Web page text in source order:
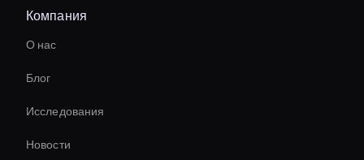
Virtual Assistant For Business
Virtual Camera Ai
conversational ai avatar
Best Real-Time Ai Avatar Software
Решения для видеочат-ботов на основе искусственного
Компания
О нас
Блог
Исследования
Новости